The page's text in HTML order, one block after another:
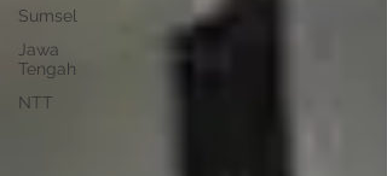
Sumsel
Jawa
Tengah
NTT